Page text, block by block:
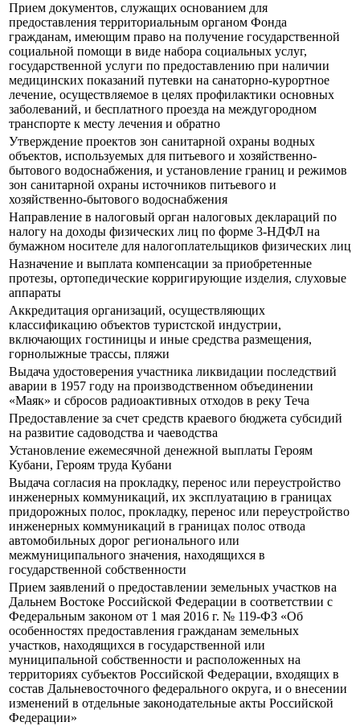
Прием документов, служащих основанием для
предоставления территориальным органом Фонда
гражданам, имеющим право на получение государственной
социальной помощи в виде набора социальных услуг,
государственной услуги по предоставлению при наличии
медицинских показаний путевки на санаторно-курортное
лечение, осуществляемое в целях профилактики основных
заболеваний, и бесплатного проезда на междугородном
транспорте к месту лечения и обратно
Утверждение проектов зон санитарной охраны водных
объектов, используемых для питьевого и хозяйственно-
бытового водоснабжения, и установление границ и режимов
зон санитарной охраны источников питьевого и
хозяйственно-бытового водоснабжения
Направление в налоговый орган налоговых деклараций по
налогу на доходы физических лиц по форме 3-НДФЛ на
бумажном носителе для налогоплательщиков физических лиц
Назначение и выплата компенсации за приобретенные
протезы, ортопедические корригирующие изделия, слуховые
аппараты
Аккредитация организаций, осуществляющих
классификацию объектов туристской индустрии,
включающих гостиницы и иные средства размещения,
горнолыжные трассы, пляжи
Выдача удостоверения участника ликвидации последствий
аварии в 1957 году на производственном объединении
«Маяк» и сбросов радиоактивных отходов в реку Теча
Предоставление за счет средств краевого бюджета субсидий
на развитие садоводства и чаеводства
Установление ежемесячной денежной выплаты Героям
Кубани, Героям труда Кубани
Выдача согласия на прокладку, перенос или переустройство
инженерных коммуникаций, их эксплуатацию в границах
придорожных полос, прокладку, перенос или переустройство
инженерных коммуникаций в границах полос отвода
автомобильных дорог регионального или
межмуниципального значения, находящихся в
государственной собственности
Прием заявлений о предоставлении земельных участков на
Дальнем Востоке Российской Федерации в соответствии с
Федеральным законом от 1 мая 2016 г. № 119-ФЗ «Об
особенностях предоставления гражданам земельных
участков, находящихся в государственной или
муниципальной собственности и расположенных на
территориях субъектов Российской Федерации, входящих в
состав Дальневосточного федерального округа, и о внесении
изменений в отдельные законодательные акты Российской
Федерации»